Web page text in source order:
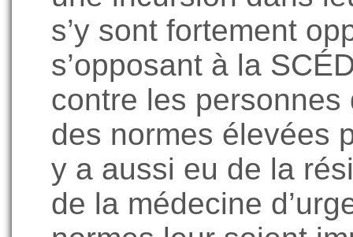
s’y sont fortement
s’opposant à la
contre les personnes
des normes élevées
y a aussi eu de la
de la médecine